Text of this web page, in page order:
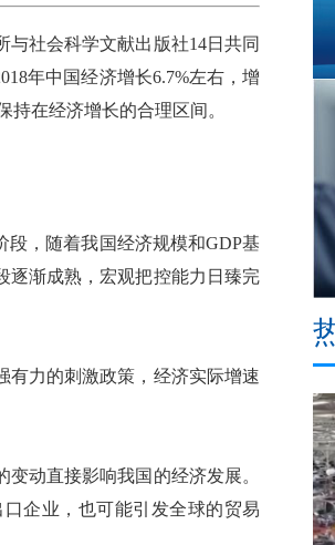
社会科学文献出版社14日共同
年中国经济增长6.7%左右，增
持在经济增长的合理区间。
，随着我国经济规模和GDP基
逐渐成熟，宏观把控能力日臻完
力的刺激政策，经济实际增速
动直接影响我国的经济发展。
企业，也可能引发全球的贸易